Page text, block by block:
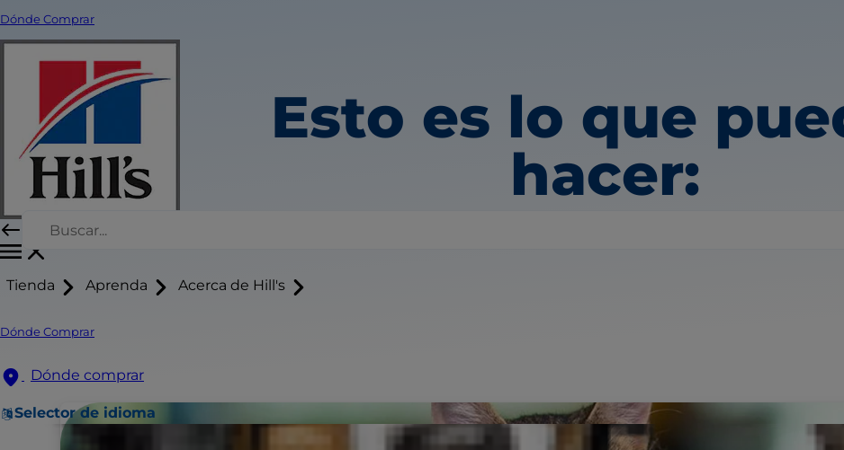
Dónde Comprar
Tienda Aprenda Acerca de Hill's
Dónde Comprar
Dónde comprar
Selector de idioma
Esto es lo que
hacer: